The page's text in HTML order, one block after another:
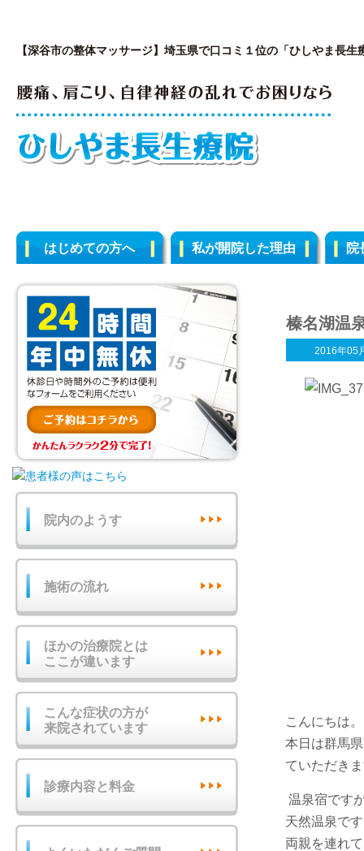
【深谷市の整体マッサージ】埼玉県で口コミ１位の「ひしやま長生
はじめての方へ 私が開院した理由 院
榛名湖温
2016年05
こんにちは。
本日は群馬
ていただき
温泉宿です
天然温泉で
両親を連れ
院内のようす
施術の流れ
ほかの治療院とは
ここが違います
こんな症状の方が
来院されています
診療内容と料金